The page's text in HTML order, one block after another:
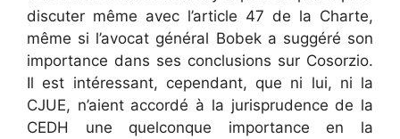
discuter même avec l’article 47 de la Charte,
même si l’avocat général Bobek a suggéré son
importance dans ses conclusions sur Cosorzio.
Il est intéressant, cependant, que ni lui, ni la
CJUE, n’aient accordé à la jurisprudence de la
CEDH une quelconque importance en la